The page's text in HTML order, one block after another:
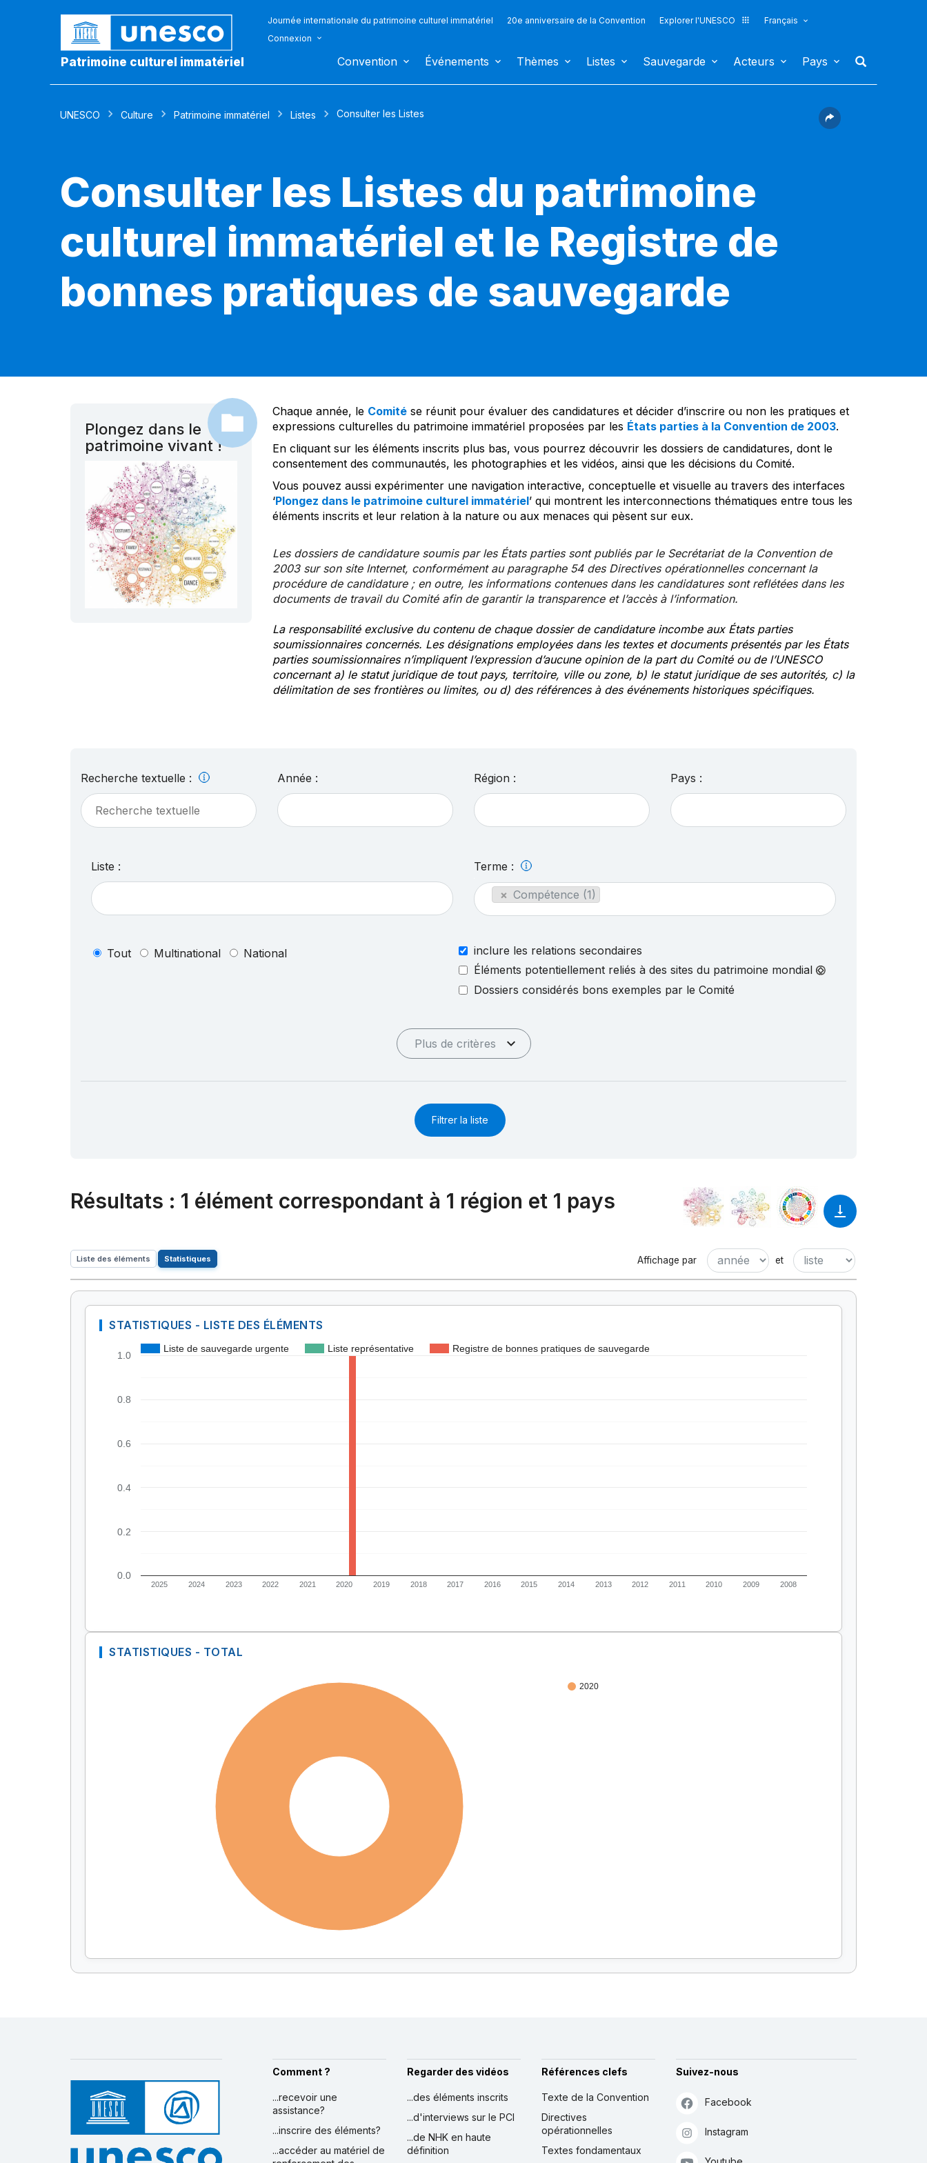
Patrimoine culturel immatériel
Journée internationale du patrimoine culturel immatériel 20e anniversaire de la Convention Explorer l'UNESCO
Français
Connexion
Convention Événements Thèmes Listes Sauvegarde Acteurs Pays
UNESCO Culture Patrimoine immatériel Listes Consulter les Listes
Consulter les Listes du patrimoine
culturel immatériel et le Registre de
bonnes pratiques de sauvegarde
Plongez dans le
patrimoine vivant !
Chaque année, le Comitése réunit pour évaluer des candidatures et décider d’inscrire ou non les pratiques et
expressions culturelles du patrimoine immatériel proposées par les États parties à la Convention de 2003.
En cliquant sur les éléments inscrits plus bas, vous pourrez découvrir les dossiers de candidatures, dont le
consentement des communautés, les photographies et les vidéos, ainsi que les décisions du Comité.
Vous pouvez aussi expérimenter une navigation interactive, conceptuelle et visuelle au travers des interfaces
‘Plongez dans le patrimoine culturel immatériel’ qui montrent les interconnections thématiques entre tous les
éléments inscrits et leur relation à la nature ou aux menaces qui pèsent sur eux.
Les dossiers de candidature soumis par les États parties sont publiés par le Secrétariat de la Convention de
2003 sur son site Internet, conformément au paragraphe 54 des Directives opérationnelles concernant la
procédure de candidature ; en outre, les informations contenues dans les candidatures sont reflétées dans les
documents de travail du Comité afin de garantir la transparence et l’accès à l’information.
La responsabilité exclusive du contenu de chaque dossier de candidature incombe aux États parties
soumissionnaires concernés. Les désignations employées dans les textes et documents présentés par les États
parties soumissionnaires n’impliquent l’expression d’aucune opinion de la part du Comité ou de l’UNESCO
concernant a) le statut juridique de tout pays, territoire, ville ou zone, b) le statut juridique de ses autorités, c) la
délimitation de ses frontières ou limites, ou d) des références à des événements historiques spécifiques.
Recherche textuelle : Année : Région : Pays :
Liste : Terme :
× Compétence (1)
Tout Multinational National
inclure les relations secondaires
Éléments potentiellement reliés à des sites du patrimoine mondial
Dossiers considérés bons exemples par le Comité
Plus de critères
Filtrer la liste
Résultats : 1 élément correspondant à 1 région et 1 pays
Liste des éléments Statistiques Affichage par et
STATISTIQUES - LISTE DES ÉLÉMENTS
Liste de sauvegarde urgente Liste représentative Registre de bonnes pratiques de sauvegarde
2025 2024 2023 2022 2021 2020 2019 2018 2017 2016 2015 2014 2013 2012 2011 2010 2009 2008
0.0
0.2
0.4
0.6
0.8
1.0
STATISTIQUES - TOTAL
2020
Comment ?
...recevoir une
assistance?
...inscrire des éléments?
...accéder au matériel de
Regarder des vidéos
...des éléments inscrits
...d'interviews sur le PCI
...de NHK en haute
définition
Références clefs
Texte de la Convention
Directives
opérationnelles
Textes fondamentaux
Suivez-nous
Facebook
Instagram